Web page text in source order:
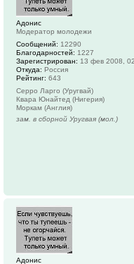
Адонис
Модератор молодежи
Сообщений: 12290
Благодарностей: 1227
Зарегистрирован: 13 фев 2008,
Откуда: Россия
Рейтинг: 643
Серро Ларго (Уругвай)
Квара Юнайтед (Нигерия)
Моркам (Англия)
зам. в сборной Уругвая (мол.)
Адонис